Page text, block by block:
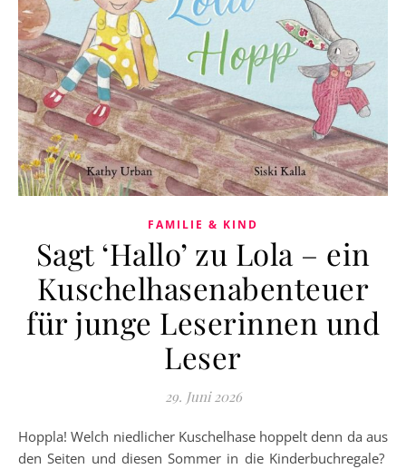
FAMILIE & KIND
Sagt ‘Hallo’ zu Lola – ein
Kuschelhasenabenteuer
für junge Leserinnen und
Leser
29. Juni 2026
Hoppla! Welch niedlicher Kuschelhase hoppelt denn da aus
den Seiten und diesen Sommer in die Kinderbuchregale?